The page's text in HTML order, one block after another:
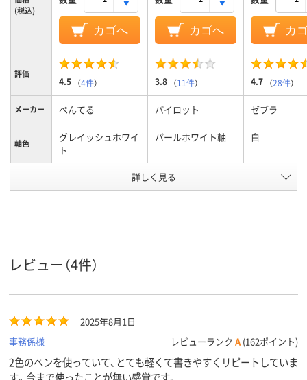
(税込)
カゴへ カゴへ カ
評価
4.5 （4件） 3.8 （11件） 4.7 （28件）
メーカー ぺんてる パイロット ゼブラ
軸色
グレイッシュホワイ
ト
パールホワイト軸 白
0.5mm0.5ｍｍ
インク色 黒・赤・青
商品環境
スコア
85 65
詳しく見る
レビュー（4件）
2025年8月1日
事務係様
レビューランク A (162ポイント)
2色のペンを使っていて、とても軽くて書きやすくリピートしていま
す。今まで使ったことが無い感覚です。